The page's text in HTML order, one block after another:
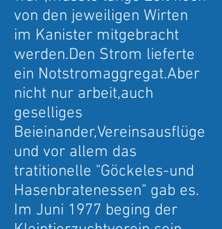
von den jeweiligen Wirten
im Kanister mitgebracht
werden.Den Strom lieferte
ein Notstromaggregat.Aber
nicht nur arbeit,auch
geselliges
Beieinander,Vereinsausflüge
und vor allem das
tratitionelle "Göckeles-und
Hasenbratenessen" gab es.
Im Juni 1977 beging der